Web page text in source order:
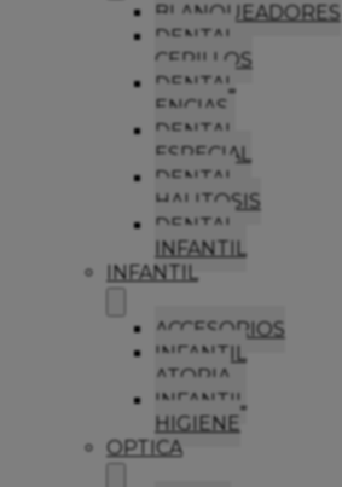
BLANQUEADORES
DENTAL
CEPILLOS
DENTAL
ENCIAS
DENTAL
ESPECIAL
DENTAL
HALITOSIS
DENTAL
INFANTIL
INFANTIL
ACCESORIOS
INFANTIL
ATOPIA
INFANTIL
HIGIENE
OPTICA